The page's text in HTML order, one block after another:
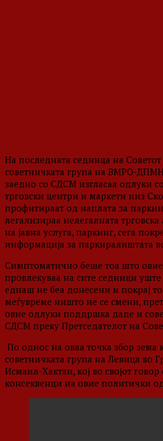
На последната седница на
советничката група на ВМРО-
заедно со СДСМ изгласаа одлуки
трговски центри и маркети низ
профитираат од наплата за
легализираа нелегалната
на јавна услуга, паркинг, сега
информација за паркиралиштата
Симптоматично беше тоа што
провлекуваа на сите седници
еднаш не беа донесени и покрај
меѓувреме ништо не се смени,
овие одлуки поддршка даде и
СДСМ преку Претседателот на
По однос на оваа точка збор зема
советничката група на Левица во
Исмаил-Хактан, кој во својот
консеквенци на овие политички